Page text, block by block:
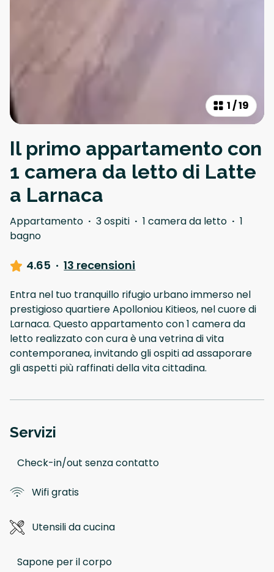
1/19
Il primo appartamento con
1 camera da letto di Latte
a Larnaca
Appartamento · 3 ospiti · 1 camera da letto · 1
bagno
4.65 · 13 recensioni
Entra nel tuo tranquillo rifugio urbano immerso nel
prestigioso quartiere Apolloniou Kitieos, nel cuore di
Larnaca. Questo appartamento con 1 camera da
letto realizzato con cura è una vetrina di vita
contemporanea, invitando gli ospiti ad assaporare
gli aspetti più raffinati della vita cittadina.
Servizi
Check-in/out senza contatto
Wifi gratis
Utensili da cucina
Sapone per il corpo